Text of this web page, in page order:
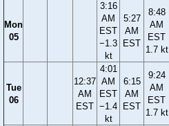
Mon
05
3:16
AM
EST
−1.3
kt
5:27
AM
EST
8:48
AM
EST
1.7 kt
Tue
06
12:37
AM
EST
4:01
AM
EST
−1.4
kt
6:15
AM
EST
9:24
AM
EST
1.7 kt